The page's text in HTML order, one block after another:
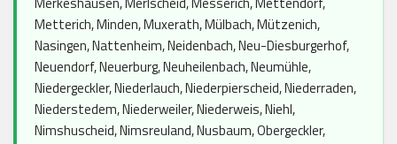
Metterich, Minden, Muxerath, Mülbach, Mützenich,
Nasingen, Nattenheim, Neidenbach, Neu-Diesburgerhof,
Neuendorf, Neuerburg, Neuheilenbach, Neumühle,
Niedergeckler, Niederlauch, Niederpierscheid, Niederraden,
Niederstedem, Niederweiler, Niederweis, Niehl,
Nimshuscheid, Nimsreuland, Nusbaum, Obergeckler,